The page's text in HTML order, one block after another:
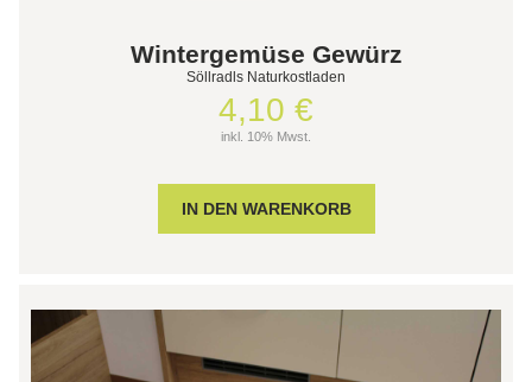
Wintergemüse Gewürz
Söllradls Naturkostladen
4,10 €
inkl. 10% Mwst.